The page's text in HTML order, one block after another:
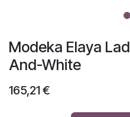
Modeka Elaya
And-White
165,21€